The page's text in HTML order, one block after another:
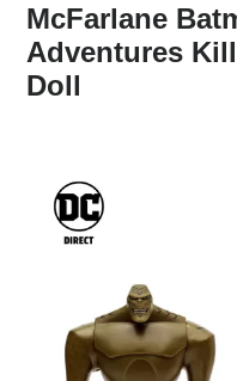
McFarlane
Adventures
Doll